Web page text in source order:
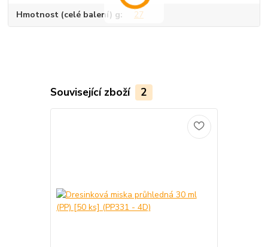
Hmotnost (celé balení) g 27
Související zboží 2